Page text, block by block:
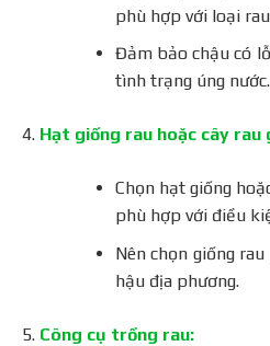
phù hợp với loại
Đảm bảo chậu có
tình trạng úng nước.
Hạt giống rau hoặc cây rau
Chọn hạt giống
phù hợp với điều
Nên chọn giống
hậu địa phương.
Công cụ trồng rau: